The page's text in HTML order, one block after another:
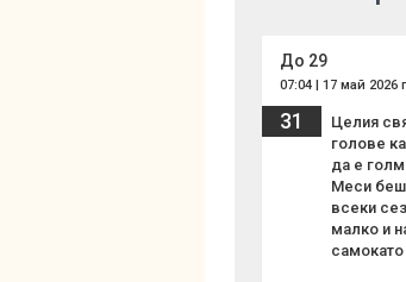
До 29
07:04 | 17 май 2026
31
Целия
голове
да е
Меси
всеки
малко и